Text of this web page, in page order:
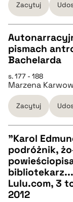
BIBTEX
pobierz cytat
Zacytuj
CZYSTY TEKST
pobierz cytat
BIBTEX
pobierz cytat
pismach
Bachelarda
s. 177 - 188
Marzena
Zacytuj
CZYSTY TEKST
pobierz cytat
"Karol
podróżnik,
Lulu.com, 3
2012